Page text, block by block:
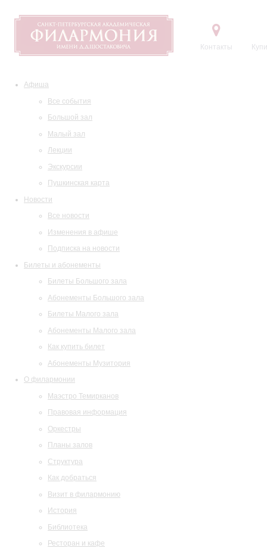
Контакты
Афиша
Все события
Большой зал
Малый зал
Лекции
Экскурсии
Пушкинская карта
Новости
Все новости
Изменения в афише
Подписка на новости
Билеты и абонементы
Билеты Большого зала
Абонементы Большого зала
Билеты Малого зала
Абонементы Малого зала
Как купить билет
Абонементы Музитория
О филармонии
Маэстро Темирканов
Правовая информация
Оркестры
Планы залов
Структура
Как добраться
Визит в филармонию
История
Библиотека
Ресторан и кафе